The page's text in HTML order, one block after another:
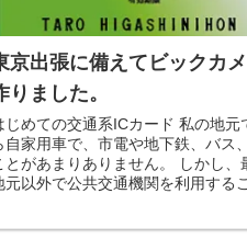
京出張に備えてビックカ
りました。
じめての交通系ICカード 私の地
自家用車で、市電や地下鉄、バス
とがあまりありません。 しかし、
元以外で公共交通機関を利用する